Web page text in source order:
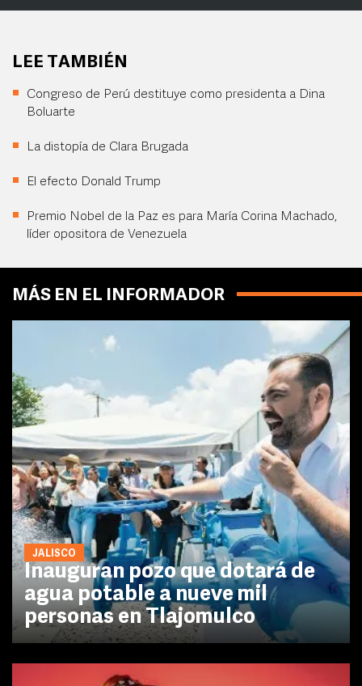
LEE TAMBIÉN
Congreso de Perú destituye como presidenta a Dina
Boluarte
La distopía de Clara Brugada
El efecto Donald Trump
Premio Nobel de la Paz es para María Corina Machado,
líder opositora de Venezuela
MÁS EN EL INFORMADOR
JALISCO
Inauguran pozo que dotará de
agua potable a nueve mil
personas en Tlajomulco